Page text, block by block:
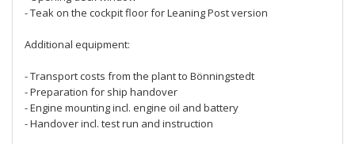
- Teak on the cockpit floor for Leaning Post version
Additional equipment:
- Transport costs from the plant to Bönningstedt
- Preparation for ship handover
- Engine mounting incl. engine oil and battery
- Handover incl. test run and instruction